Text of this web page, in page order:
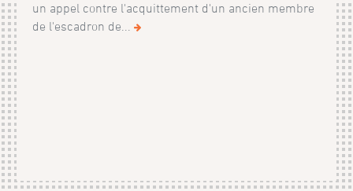
un appel contre l'acquittement d'un ancien membre
de l'escadron de...